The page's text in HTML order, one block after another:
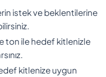
istek ve beklentilerine
ton ile hedef kitlenizle
kitlenize uygun